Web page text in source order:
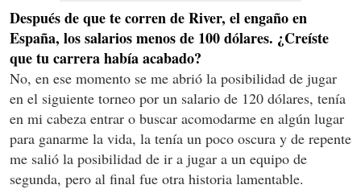
Después de que te corren de River, el engaño en
España, los salarios menos de 100 dólares. ¿Creíste
que tu carrera había acabado?
No, en ese momento se me abrió la posibilidad de jugar
en el siguiente torneo por un salario de 120 dólares, tenía
en mi cabeza entrar o buscar acomodarme en algún lugar
para ganarme la vida, la tenía un poco oscura y de repente
me salió la posibilidad de ir a jugar a un equipo de
segunda, pero al final fue otra historia lamentable.